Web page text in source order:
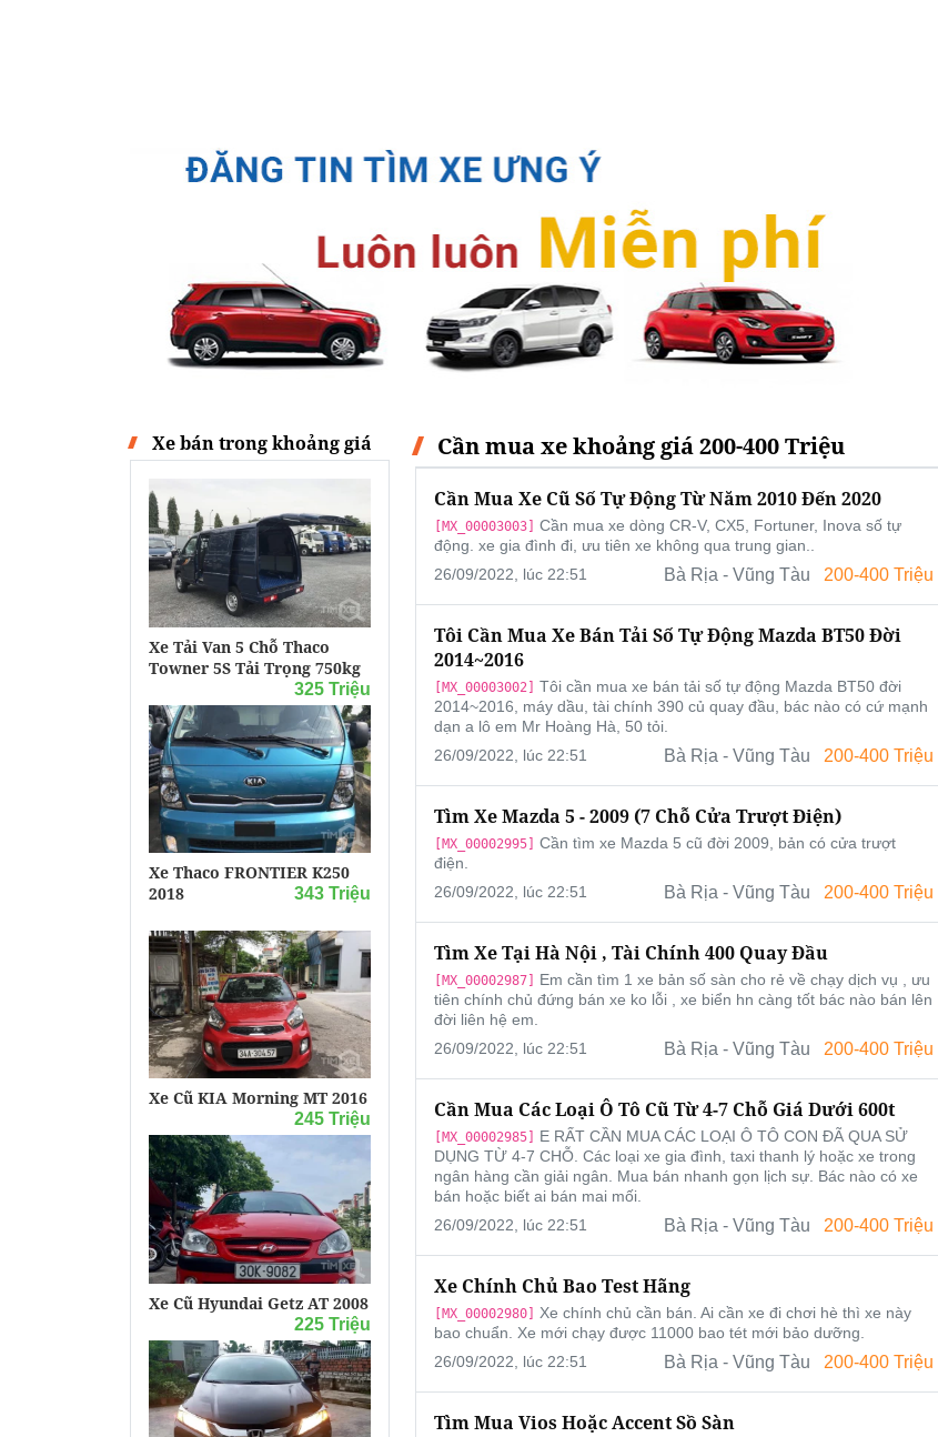
Xe bán trong khoảng giá
Xe Tải Van 5 Chỗ Thaco
Towner 5S Tải Trọng 750kg
325 Triệu
Xe Thaco FRONTIER K250
2018
343 Triệu
Xe Cũ KIA Morning MT 2016
245 Triệu
Xe Cũ Hyundai Getz AT 2008
225 Triệu
Cần mua xe khoảng giá 200-400 Triệu
Cần Mua Xe Cũ Số Tự Động Từ Năm 2010 Đến 2020
[MX_00003003]
Cần mua xe dòng CR-V, CX5, Fortuner, Inova số tự
động. xe gia đình đi, ưu tiên xe không qua trung gian..
26/09/2022, lúc 22:51
Bà Rịa - Vũng Tàu 200-400 Triệu
Tôi Cần Mua Xe Bán Tải Số Tự Động Mazda BT50 Đời
2014~2016
[MX_00003002]
Tôi cần mua xe bán tải số tự động Mazda BT50 đời
2014~2016, máy dầu, tài chính 390 củ quay đầu, bác nào có cứ mạnh
dạn a lô em Mr Hoàng Hà, 50 tỏi.
26/09/2022, lúc 22:51
Bà Rịa - Vũng Tàu 200-400 Triệu
Tìm Xe Mazda 5 - 2009 (7 Chỗ Cửa Trượt Điện)
[MX_00002995]
Cần tìm xe Mazda 5 cũ đời 2009, bản có cửa trượt
điện.
26/09/2022, lúc 22:51
Bà Rịa - Vũng Tàu 200-400 Triệu
Tìm Xe Tại Hà Nội , Tài Chính 400 Quay Đầu
[MX_00002987]
Em cần tìm 1 xe bản số sàn cho rẻ về chạy dịch vụ , ưu
tiên chính chủ đứng bán xe ko lỗi , xe biển hn càng tốt bác nào bán lên
đời liên hệ em.
26/09/2022, lúc 22:51
Bà Rịa - Vũng Tàu 200-400 Triệu
Cần Mua Các Loại Ô Tô Cũ Từ 4-7 Chỗ Giá Dưới 600t
[MX_00002985]
E RẤT CẦN MUA CÁC LOẠI Ô TÔ CON ĐÃ QUA SỬ
DỤNG TỪ 4-7 CHỖ. Các loại xe gia đình, taxi thanh lý hoặc xe trong
ngân hàng cần giải ngân. Mua bán nhanh gọn lịch sự. Bác nào có xe
bán hoặc biết ai bán mai mối.
26/09/2022, lúc 22:51
Bà Rịa - Vũng Tàu 200-400 Triệu
Xe Chính Chủ Bao Test Hãng
[MX_00002980]
Xe chính chủ cần bán. Ai cần xe đi chơi hè thì xe này
bao chuẩn. Xe mới chạy được 11000 bao tét mới bảo dưỡng.
26/09/2022, lúc 22:51
Bà Rịa - Vũng Tàu 200-400 Triệu
Tìm Mua Vios Hoặc Accent Sồ Sàn